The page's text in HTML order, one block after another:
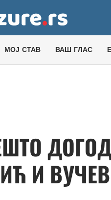
МОЈ СТАВ ВАШ ГЛАС
И